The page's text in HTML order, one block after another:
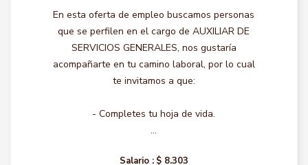
En esta oferta de empleo buscamos personas
que se perfilen en el cargo de AUXILIAR DE
SERVICIOS GENERALES, nos gustaría
acompañarte en tu camino laboral, por lo cual
te invitamos a que:
- Completes tu hoja de vida.
...
Salario : $ 8.303